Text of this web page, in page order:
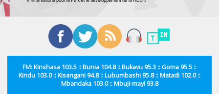
FM: Kinshasa 103.5 :: Bunia 104.8 :: Bukavu 95.3 :: Goma 95.5 ::
Kindu 103.0 :: Kisangani 94.8 :: Lubumbashi 95.8 :: Matadi 102.0 ::
Mbandaka 103.0 :: Mbuji-mayi 93.8